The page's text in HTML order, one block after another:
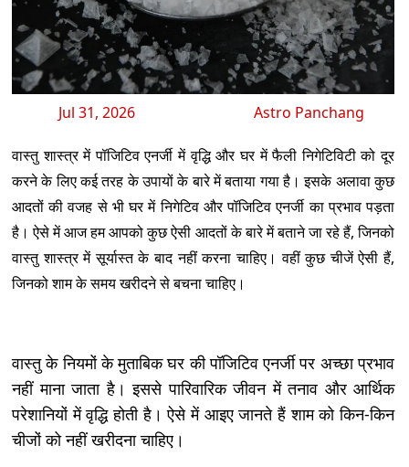
Jul 31, 2026 Astro Panchang
वास्तु शास्त्र में पॉजिटिव एनर्जी में वृद्धि और घर में फैली निगेटिविटी को दूर
करने के लिए कई तरह के उपायों के बारे में बताया गया है। इसके अलावा कुछ
आदतों की वजह से भी घर में निगेटिव और पॉजिटिव एनर्जी का प्रभाव पड़ता
है। ऐसे में आज हम आपको कुछ ऐसी आदतों के बारे में बताने जा रहे हैं, जिनको
वास्तु शास्त्र में सूर्यास्त के बाद नहीं करना चाहिए। वहीं कुछ चीजें ऐसी हैं,
जिनको शाम के समय खरीदने से बचना चाहिए।
वास्तु के नियमों के मुताबिक घर की पॉजिटिव एनर्जी पर अच्छा प्रभाव
नहीं माना जाता है। इससे पारिवारिक जीवन में तनाव और आर्थिक
परेशानियों में वृद्धि होती है। ऐसे में आइए जानते हैं शाम को किन-किन
चीजों को नहीं खरीदना चाहिए।